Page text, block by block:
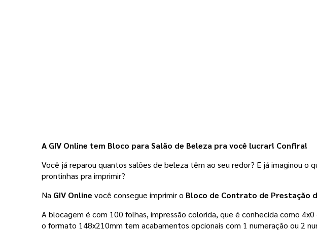
A GIV Online tem Bloco para Salão de Beleza pra você lucrar! Confira!
Você já reparou quantos salões de beleza têm ao seu redor? E já imaginou
prontinhas pra imprimir?
Na GIV Online você consegue imprimir o Bloco de Contrato de Prestação
A blocagem é com 100 folhas, impressão colorida, que é conhecida como
o formato 148x210mm tem acabamentos opcionais com 1 numeração ou 2